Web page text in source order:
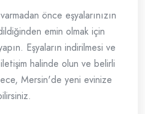
önce eşyalarınızın
emin olmak için
Eşyaların indirilmesi ve
halinde olun ve belirli
Mersin'de yeni evinize